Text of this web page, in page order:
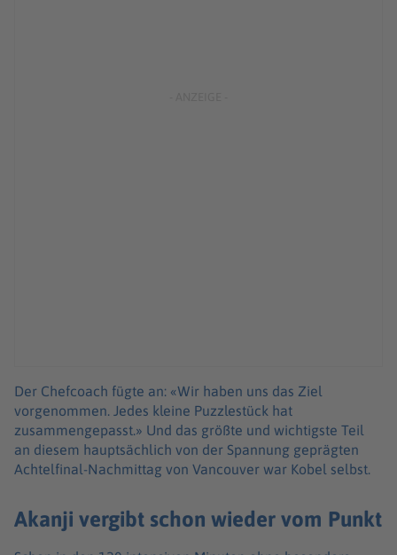
Der Chefcoach fügte an: «Wir haben uns das Ziel
vorgenommen. Jedes kleine Puzzlestück hat
zusammengepasst.» Und das größte und wichtigste Teil
an diesem hauptsächlich von der Spannung geprägten
Achtelfinal-Nachmittag von Vancouver war Kobel selbst.
Akanji vergibt schon wieder vom Punkt